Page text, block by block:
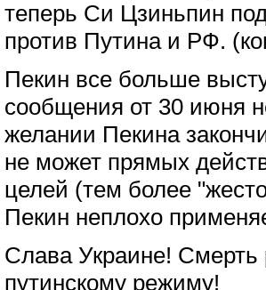
теперь Си Цзиньпин
против Путина и РФ.
Пекин все больше
сообщения от 30 июня
желании Пекина
не может прямых
целей (тем более
Пекин неплохо
Слава Украине! Смерть
путинскому режиму!